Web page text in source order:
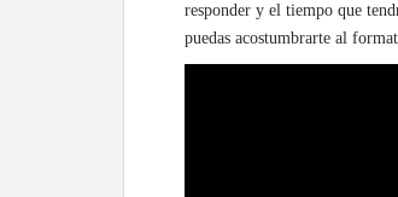
responder y el tiempo que
puedas acostumbrarte al